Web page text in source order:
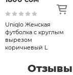
кроя
Боковые
Uniqlo Женская
футболка с круглым
вырезом
коричневый L